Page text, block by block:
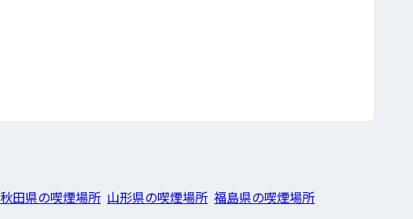
秋田県の喫煙場所 山形県の喫煙場所 福島県の喫煙場所